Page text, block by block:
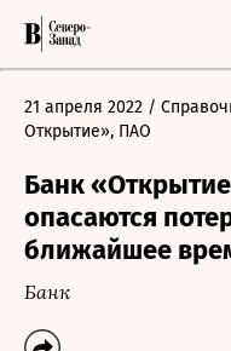
21 апреля 2022 /
Открытие», ПАО
Банк
опасаются
ближайшее
Банк